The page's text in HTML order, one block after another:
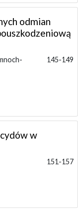
odmian
145-149
w
151-157